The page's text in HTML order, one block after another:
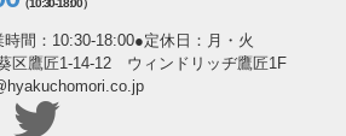
（10:30-18:00）
：10:30-18:00●定休日：月・火
区鷹匠1-14-12 ウィンドリッヂ鷹匠1F